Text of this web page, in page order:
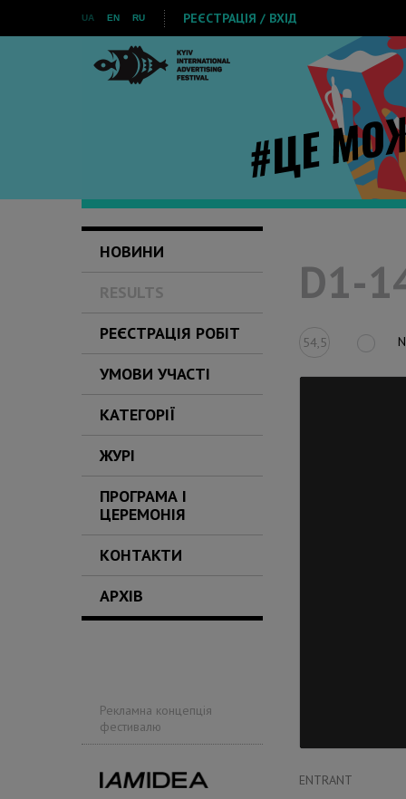
UA EN RU РЕЄСТРАЦІЯ / ВХІД
НОВИНИ
RESULTS
РЕЄСТРАЦІЯ РОБІТ
УМОВИ УЧАСТІ
КАТЕГОРІЇ
ЖУРІ
ПРОГРАМА І
ЦЕРЕМОНІЯ
КОНТАКТИ
АРХІВ
Рекламна концепція
фестивалю
D1-
54,5
ENTRANT